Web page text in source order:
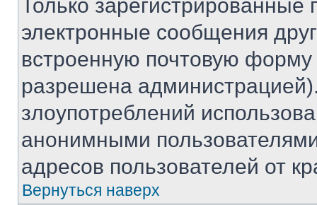
Только зарегистрированные
электронные сообщения
встроенную почтовую
разрешена
злоупотреблений
анонимными
адресов пользователей от
Вернуться наверх